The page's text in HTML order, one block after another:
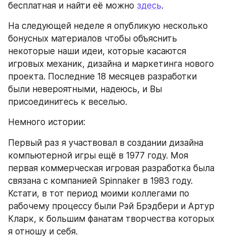
бесплатная и найти её можно здесь.
На следующей неделе я опубликую несколько
бонусных материалов чтобы объяснить
некоторые наши идеи, которые касаются
игровых механик, дизайна и маркетинга нового
проекта. Последние 18 месяцев разработки
были невероятными, надеюсь, и Вы
присоединитесь к веселью.
Немного истории:
Первый раз я участвовал в создании дизайна
компьютерной игры ещё в 1977 году. Моя
первая коммерческая игровая разработка была
связана с компанией Spinnaker в 1983 году.
Кстати, в тот период моими коллегами по
рабочему процессу были Рэй Брэдбери и Артур
Кларк, к большим фанатам творчества которых
я отношу и себя.